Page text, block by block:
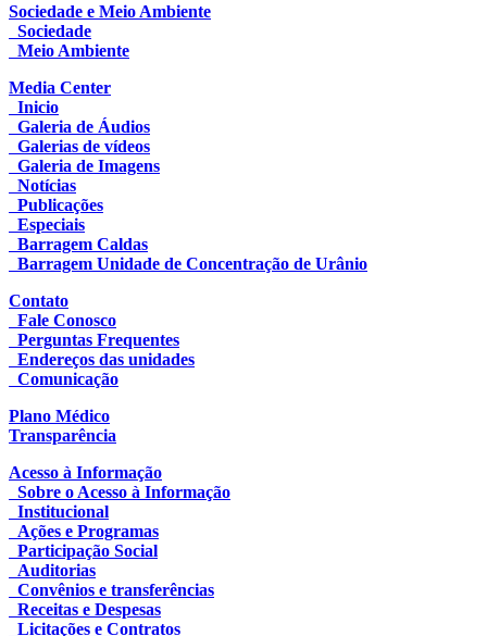
Sociedade e Meio Ambiente
Sociedade
Meio Ambiente
Media Center
Inicio
Galeria de Áudios
Galerias de vídeos
Galeria de Imagens
Notícias
Publicações
Especiais
Barragem Caldas
Barragem Unidade de Concentração de Urânio
Contato
Fale Conosco
Perguntas Frequentes
Endereços das unidades
Comunicação
Plano Médico
Transparência
Acesso à Informação
Sobre o Acesso à Informação
Institucional
Ações e Programas
Participação Social
Auditorias
Convênios e transferências
Receitas e Despesas
Licitações e Contratos